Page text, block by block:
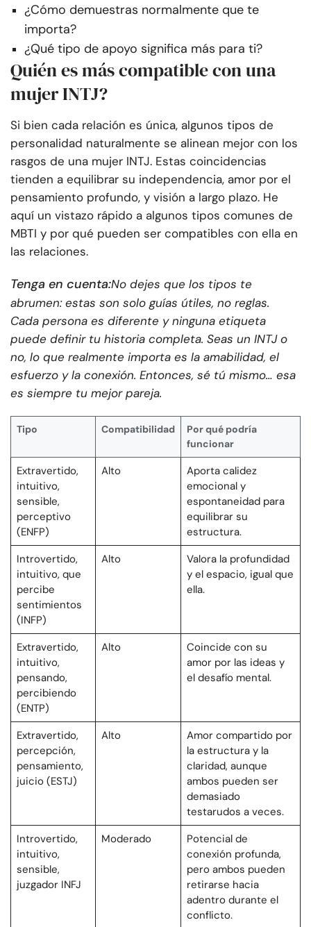
¿Cómo demuestras normalmente que te
importa?
¿Qué tipo de apoyo significa más para ti?
Quién es más compatible con una
mujer INTJ?
Si bien cada relación es única, algunos tipos de
personalidad naturalmente se alinean mejor con los
rasgos de una mujer INTJ. Estas coincidencias
tienden a equilibrar su independencia, amor por el
pensamiento profundo, y visión a largo plazo. He
aquí un vistazo rápido a algunos tipos comunes de
MBTI y por qué pueden ser compatibles con ella en
las relaciones.
Tenga en cuenta:No dejes que los tipos te
abrumen: estas son solo guías útiles, no reglas.
Cada persona es diferente y ninguna etiqueta
puede definir tu historia completa. Seas un INTJ o
no, lo que realmente importa es la amabilidad, el
esfuerzo y la conexión. Entonces, sé tú mismo… esa
es siempre tu mejor pareja.
Tipo Compatibilidad
Por qué podría
funcionar
Extravertido,
intuitivo,
sensible,
perceptivo
(ENFP)
Alto
Aporta calidez
emocional y
espontaneidad para
equilibrar su
estructura.
Introvertido,
intuitivo, que
percibe
sentimientos
(INFP)
Alto
Valora la profundidad
y el espacio, igual que
ella.
Extravertido,
intuitivo,
pensando,
percibiendo
(ENTP)
Alto
Coincide con su
amor por las ideas y
el desafío mental.
Extravertido,
percepción,
pensamiento,
juicio (ESTJ)
Alto
Amor compartido por
la estructura y la
claridad, aunque
ambos pueden ser
demasiado
testarudos a veces.
Introvertido,
intuitivo,
sensible,
juzgador INFJ
Moderado
Potencial de
conexión profunda,
pero ambos pueden
retirarse hacia
adentro durante el
conflicto.